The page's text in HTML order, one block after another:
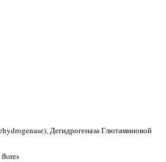
Дегидрогеназа Глютаминовой